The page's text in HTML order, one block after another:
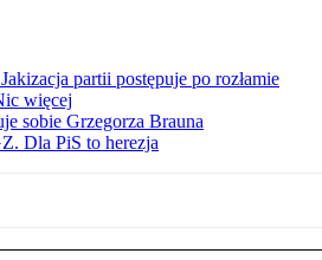
partii postępuje po rozłamie
więcej
sobie Grzegorza Brauna
Dla PiS to herezja